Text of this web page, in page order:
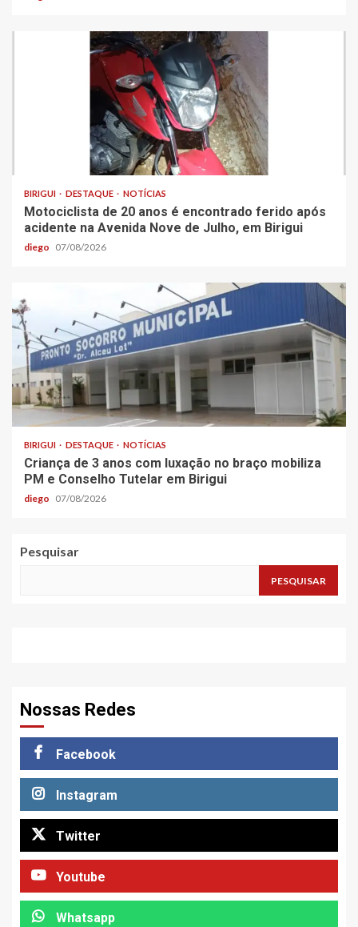
BIRIGUI DESTAQUE NOTÍCIAS
Motociclista de 20 anos é encontrado ferido após
acidente na Avenida Nove de Julho, em Birigui
diego 07/08/2026
BIRIGUI DESTAQUE NOTÍCIAS
Criança de 3 anos com luxação no braço mobiliza
PM e Conselho Tutelar em Birigui
diego 07/08/2026
Pesquisar
PESQUISAR
Nossas Redes
Facebook
Instagram
Twitter
Youtube
Whatsapp